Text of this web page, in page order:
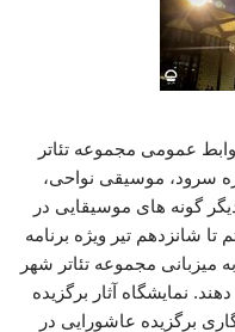
عمومی مجموعه تئاتر
سرود، موسیقی نواحی،
گونه های موسیقایی در
تا شانزدهم تیر ویژه برنامه
میزبانی مجموعه تئاتر شهر
نمایشگاه آثار برگزیده
برگزیده عاشورایی در